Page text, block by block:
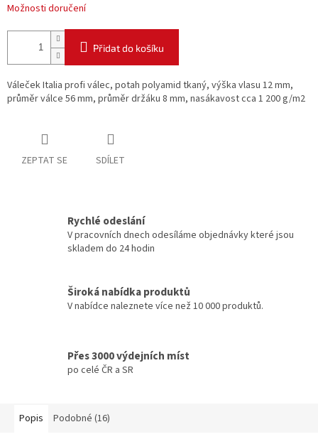
Možnosti doručení
Přidat do košíku
Váleček Italia profi válec, potah polyamid tkaný, výška vlasu 12 mm,
průměr válce 56 mm, průměr držáku 8 mm, nasákavost cca 1 200 g/m2
ZEPTAT SE SDÍLET
Rychlé odeslání
V pracovních dnech odesíláme objednávky které jsou
skladem do 24 hodin
Široká nabídka produktů
V nabídce naleznete více než 10 000 produktů.
Přes 3000 výdejních míst
po celé ČR a SR
Popis Podobné (16)